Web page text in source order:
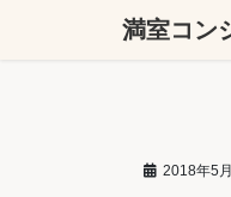
満室コン
2018年5